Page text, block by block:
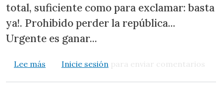
total, suficiente como para exclamar: basta
ya!. Prohibido perder la república...
Urgente es ganar...
Lee más sobre Maduro y su constituyente espuria
Inicie sesión para enviar comentarios